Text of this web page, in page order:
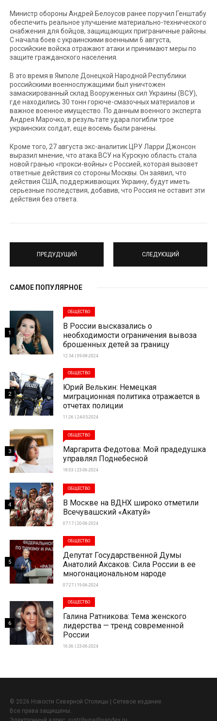
Министр обороны Андрей Белоусов ранее поручил Генштабу
обеспечить реальное улучшение материально-технического
снабжения для бойцов, защищающих приграничные районы.
С начала боев с украинскими военными 6 августа,
российские войска отражают атаки и принимают меры по
защите гражданского населения.
В это время в Ямполе Донецкой Народной Республики
российскими военнослужащими был уничтожен
замаскированный склад Вооруженных сил Украины (ВСУ),
где находились 30 тонн горюче-смазочных материалов и
важное военное имущество. По данным военного эксперта
Андрея Марочко, в результате удара погибли трое
украинских солдат, еще восемь были ранены.
Кроме того, 27 августа экс-аналитик ЦРУ Ларри Джонсон
выразил мнение, что атака ВСУ на Курскую область стала
новой гранью «прокси-войны» с Россией, которая вызовет
ответные действия со стороны Москвы. Он заявил, что
действия США, поддерживающих Украину, будут иметь
серьезные последствия, добавив, что Россия не оставит эти
действия без ответа.
ПРЕДУДУЩИЙ СЛЕДУЮЩИЙ
САМОЕ ПОПУЛЯРНОЕ
ОБЩЕСТВО
В России высказались о
необходимости ограничения вывоза
брошенных детей за границу
12:54 | 09-08-2024
1
ОБЩЕСТВО
Юрий Велькин: Немецкая
миграционная политика отражается в
отчетах полиции
11:26 | 24-05-2024
2
ОБЩЕСТВО
Маргарита Федотова: Мой прадедушка
управлял Поднебесной
18:03 | 23-06-2024
3
ОБЩЕСТВО
В Москве на ВДНХ широко отметили
Всечувашский «Акатуй»
07:17 | 20-06-2024
4
ОБЩЕСТВО
Депутат Государственной Думы
Анатолий Аксаков: Сила России в ее
многонациональном народе
07:27 | 19-06-2024
5
ОБЩЕСТВО
Галина Ратникова: Тема женского
лидерства — тренд современной
России
16:36 | 23-06-2024
6
© 2026 Новости Северной Столицы | Сетевое издание.
Все права защищены.